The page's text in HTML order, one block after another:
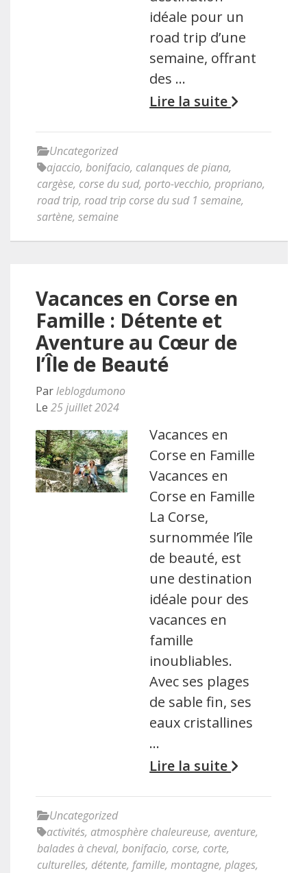
idéale pour un
road trip d’une
semaine, offrant
des …
Lire la suite
Uncategorized
ajaccio, bonifacio, calanques de piana,
cargèse, corse du sud, porto-vecchio, propriano,
road trip, road trip corse du sud 1 semaine,
sartène, semaine
Vacances en Corse en
Famille : Détente et
Aventure au Cœur de
l’Île de Beauté
Parleblogdumono
Le 25 juillet 2024
Vacances en
Corse en Famille
Vacances en
Corse en Famille
La Corse,
surnommée l’île
de beauté, est
une destination
idéale pour des
vacances en
famille
inoubliables.
Avec ses plages
de sable fin, ses
eaux cristallines
…
Lire la suite
Uncategorized
activités, atmosphère chaleureuse, aventure,
balades à cheval, bonifacio, corse, corte,
culturelles, détente, famille, montagne, plages,